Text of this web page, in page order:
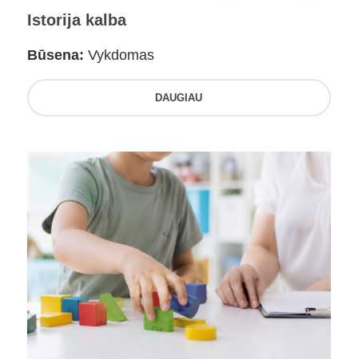
Istorija kalba
Būsena: Vykdomas
DAUGIAU